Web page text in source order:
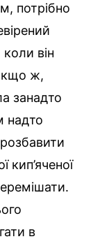
потрібно
він
ж,
занадто
надто
кип’яченої
в